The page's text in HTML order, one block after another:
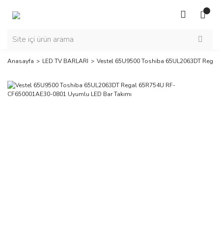
Anasayfa LED TV BARLARI Vestel 65U9500 Toshiba 65UL2063DT